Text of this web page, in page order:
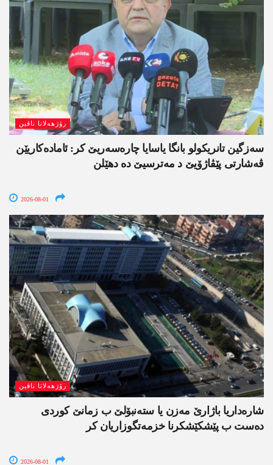
رۆژھەلاتا ناڤین
سەزگین تانریکولو بانگا یاسایا چارەسەریێ کر: ئامادەکاریێن
ڤەشارتی پێڤاژۆیێ د مەترسیێ دە دھێلن
2026-08-01
رۆژھەلاتا ناڤین
شارەداریا باژارێ مەزن یا ستەنبۆلێ ب زمانێ کوردی
دەست ب پێشکێشکرنا خزمەتگوزاریان کر
2026-08-01